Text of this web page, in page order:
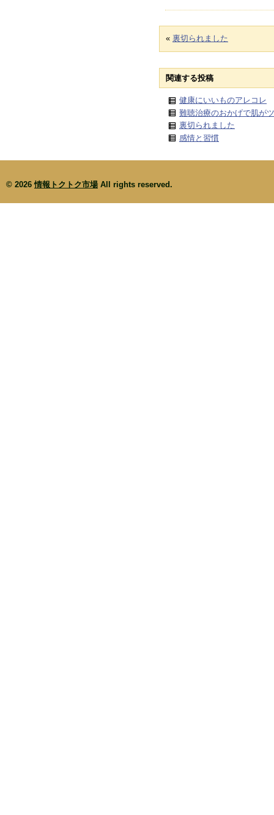
« 裏切られました
関連する投稿
健康にいいものアレコレ
難聴治療のおかげで肌が
裏切られました
感情と習慣
© 2026情報トクトク市場 All rights reserved.